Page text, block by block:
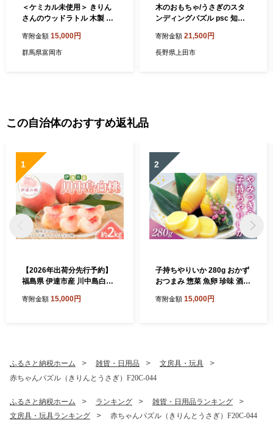
＜ケミカル未使用＞ きりん
さんのウッドラトル 木製 キ
ゃ 動物 赤ちゃん 玩具 お祝い
出産祝い 贈り物 ギフト F20
寄附金額 15,000円
群馬県富岡市
木のおもちゃ/うさぎのスタ
ンディングパズル psc 知育
ト ランキング 誕生祝い 出産
祝いにお薦め 誕生日ギフト
寄附金額 21,500円
長野県上田市
この自治体のおすすめ返礼品
1
【2026年出荷分先行予約】
福島県 伊達市産 川中島白桃
株式会社 伊達の桃 桃 フルー
寄附金額 15,000円
2
子持ちやりいか 280g おかず
おつまみ 惣菜 魚卵 珍味 酒の
宅飲み 時短 簡単 便利 弁当
寄附金額 15,000円
ふるさと納税ホーム 雑貨・日用品
文房具・玩具
赤ちゃんパズル（きりんとうさぎ）F20C-044
ふるさと納税ホーム ランキング
雑貨・日用品ランキング
文房具・玩具ランキング
赤ちゃんパズル（きりんとうさぎ）F20C-044